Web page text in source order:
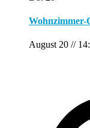
Wohnzimmer-
August 20 //